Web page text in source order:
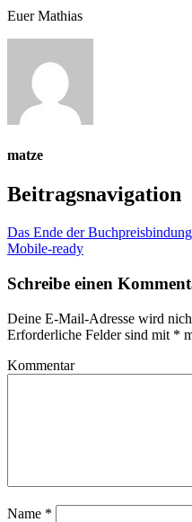
Euer Mathias
matze
Beitragsnavigation
Das Ende der
Mobile-ready
Schreibe einen
Deine E-Mail-Adresse wird
Erforderliche Felder sind mit *
Kommentar
Name *